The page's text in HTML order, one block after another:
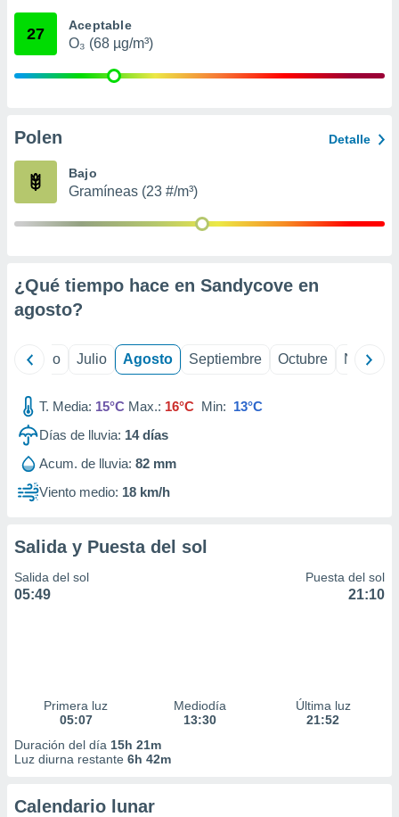
e
publicidad
1199
27 Aceptable
O₃ (68 µg/m³)
Polen Detalle
Bajo
Gramíneas (23 #/m³)
¿Qué tiempo hace en Sandycove en
agosto?
Junio Julio Agosto Septiembre Octubre
T. Media: 15°C Max.: 16°C Min: 13°C
Días de lluvia: 14días
Acum. de lluvia: 82 mm
Viento medio: 18 km/h
Salida y Puesta del sol
Salida del sol
05:49
Puesta del sol
21:10
Primera luz
05:07
Mediodía
13:30
Última luz
21:52
Duración del día 15h 21m
Luz diurna restante 6h 42m
Calendario lunar